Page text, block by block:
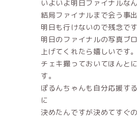
いよいよ明日ファイナルなん
結局ファイナルまで会う事
明日も行けないので残念です
明日のファイナルの写真ブ
上げてくれたら嬉しいです。
チェキ撮っておいてほんと
す。
ぽるんちゃんも自分応援す
に
決めたんですが決めてすぐ